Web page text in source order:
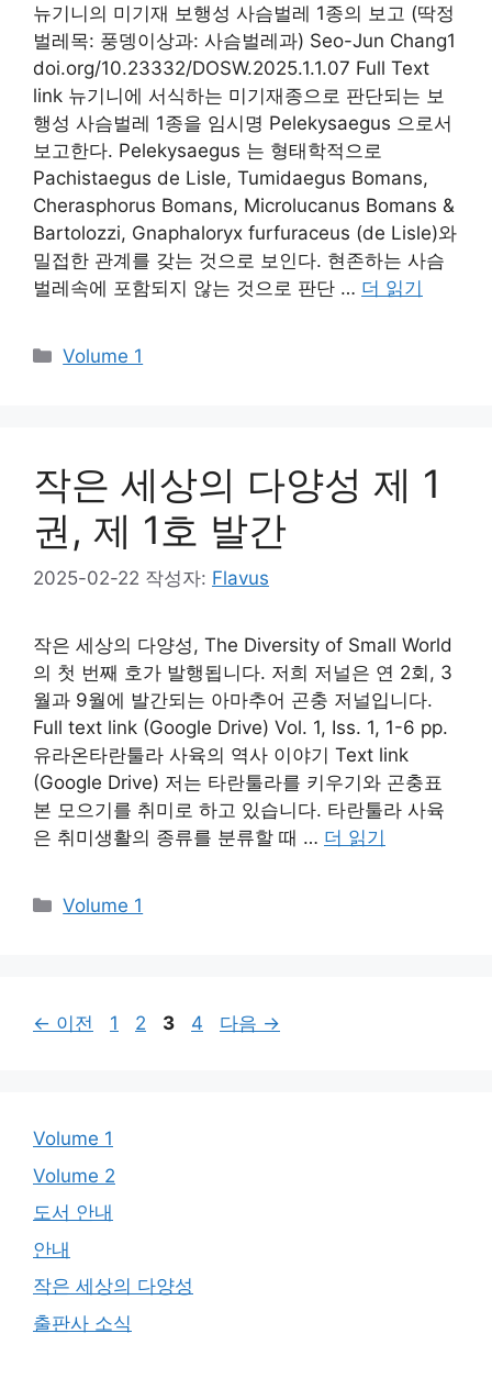
뉴기니의 미기재 보행성 사슴벌레 1종의 보고 (딱정
벌레목: 풍뎅이상과: 사슴벌레과) Seo-Jun Chang1
doi.org/10.23332/DOSW.2025.1.1.07 Full Text
link 뉴기니에 서식하는 미기재종으로 판단되는 보
행성 사슴벌레 1종을 임시명 Pelekysaegus 으로서
보고한다. Pelekysaegus 는 형태학적으로
Pachistaegus de Lisle, Tumidaegus Bomans,
Cherasphorus Bomans, Microlucanus Bomans &
Bartolozzi, Gnaphaloryx furfuraceus (de Lisle)와
밀접한 관계를 갖는 것으로 보인다. 현존하는 사슴
벌레속에 포함되지 않는 것으로 판단 … 더 읽기
카
Volume 1
작은 세상의 다양성 제 1
권, 제 1호 발간
2025-02-22 작성자: Flavus
작은 세상의 다양성, The Diversity of Small World
의 첫 번째 호가 발행됩니다. 저희 저널은 연 2회, 3
월과 9월에 발간되는 아마추어 곤충 저널입니다.
Full text link (Google Drive) Vol. 1, Iss. 1, 1-6 pp.
유라온타란툴라 사육의 역사 이야기 Text link
(Google Drive) 저는 타란툴라를 키우기와 곤충표
본 모으기를 취미로 하고 있습니다. 타란툴라 사육
은 취미생활의 종류를 분류할 때 … 더 읽기
카
Volume 1
← 이전
페
1
페
2
페
3
페
4 다음 →
Volume 1
Volume 2
도서 안내
안내
작은 세상의 다양성
출판사 소식